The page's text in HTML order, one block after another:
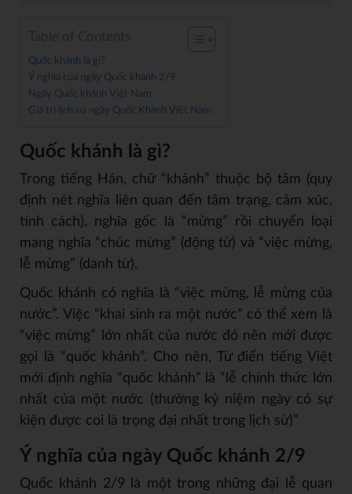
Quốc khánh là gì?
Ý nghĩa của ngày Quốc khánh 2/9
Ngày Quốc khánh Việt Nam
Giá trị lịch sử ngày Quốc Khánh Việt Nam
Quốc khánh là gì?
Trong tiếng Hán, chữ “khánh” thuộc bộ tâm (quy
định nét nghĩa liên quan đến tâm trạng, cảm xúc,
tính cách), nghĩa gốc là “mừng” rồi chuyển loại
mang nghĩa “chúc mừng” (động từ) và “việc mừng,
lễ mừng” (danh từ).
Quốc khánh có nghĩa là “việc mừng, lễ mừng của
nước”. Việc “khai sinh ra một nước” có thể xem là
“việc mừng” lớn nhất của nước đó nên mới được
gọi là “quốc khánh”. Cho nên, Từ điển tiếng Việt
mới định nghĩa “quốc khánh” là “lễ chính thức lớn
nhất của một nước (thường kỷ niệm ngày có sự
kiện được coi là trọng đại nhất trong lịch sử)”
Ý nghĩa của ngày Quốc khánh 2/9
Quốc khánh 2/9 là một trong những đại lễ quan